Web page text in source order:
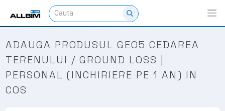
ADAUGA PRODUSUL GEO5 CEDAREA
TERENULUI / GROUND LOSS |
PERSONAL (INCHIRIERE PE 1 AN) IN
COS